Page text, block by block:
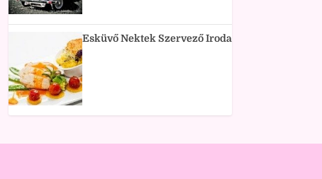
Esküvő Nektek Szervező Iroda